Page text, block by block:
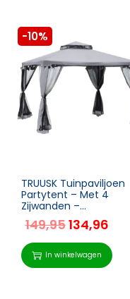
-10%
TRUUSK Tuinpaviljoen
Partytent – Met 4
Zijwanden –
Weerbestendig –
Metaal + Polyester –
Lichtgrijs – 2,94 x 2,94 x
2,65 m
149,95134,96
In winkelwagen